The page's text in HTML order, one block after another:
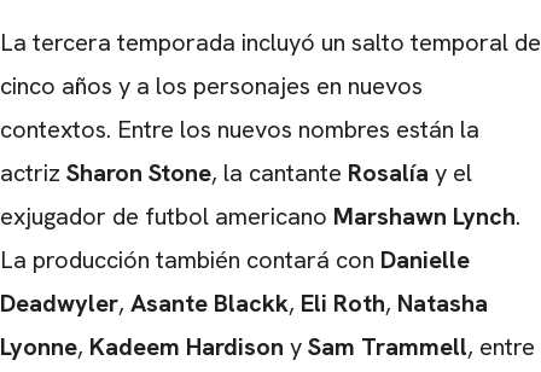
La tercera temporada incluyó un salto temporal de
cinco años y a los personajes en nuevos
contextos. Entre los nuevos nombres están la
actriz Sharon Stone, la cantante Rosalía y el
exjugador de futbol americano Marshawn Lynch.
La producción también contará con Danielle
Deadwyler, Asante Blackk, Eli Roth, Natasha
Lyonne, Kadeem Hardison ySam Trammell, entre
CARREGANDO PUBLICIDADE